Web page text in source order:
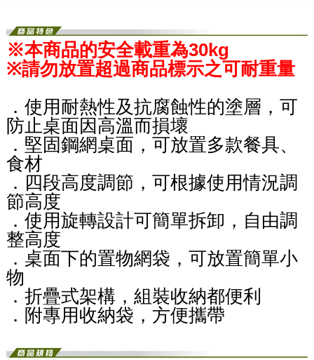
※本商品的安全載重為30kg
※請勿放置超過商品標示之可耐重量
．使用耐熱性及抗腐蝕性的塗層，可
防止桌面因高溫而損壞
．堅固鋼網桌面，可放置多款餐具、
食材
．四段高度調節，可根據使用情況調
節高度
．使用旋轉設計可簡單拆卸，自由調
整高度
．桌面下的置物網袋，可放置簡單小
物
．折疊式架構，組裝收納都便利
．附專用收納袋，方便攜帶